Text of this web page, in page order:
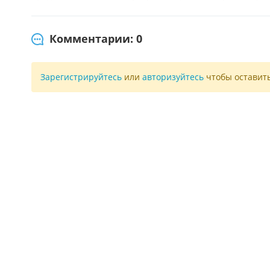
Комментарии: 0
Зарегистрируйтесь или авторизуйтесь чтобы